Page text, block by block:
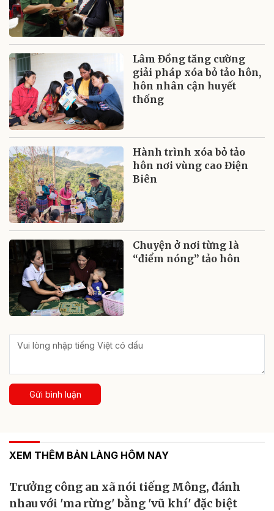
Lâm Đồng tăng cường
giải pháp xóa bỏ tảo hôn,
hôn nhân cận huyết
thống
Hành trình xóa bỏ tảo
hôn nơi vùng cao Điện
Biên
Chuyện ở nơi từng là
“điểm nóng” tảo hôn
Gửi bình luận
XEM THÊM BẢN LÀNG HÔM NAY
Trưởng công an xã nói tiếng Mông, đánh
nhau với 'ma rừng' bằng 'vũ khí' đặc biệt